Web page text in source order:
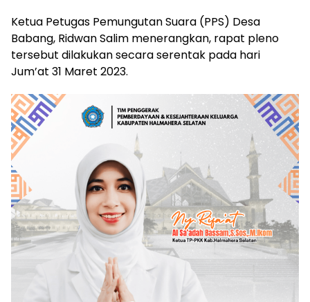
Ketua Petugas Pemungutan Suara (PPS) Desa
Babang, Ridwan Salim menerangkan, rapat pleno
tersebut dilakukan secara serentak pada hari
Jum’at 31 Maret 2023.